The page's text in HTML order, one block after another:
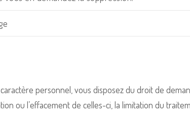
personnel, vous disposez du droit de
ou l’effacement de celles-ci, la limitation du